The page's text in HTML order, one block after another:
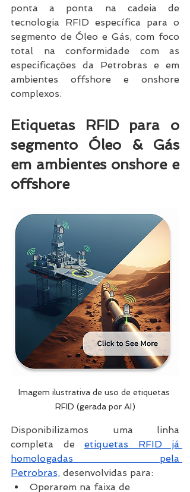
ponta a ponta na cadeia de
tecnologia RFID específica para o
segmento de Óleo e Gás, com foco
total na conformidade com as
especificações da Petrobras e em
ambientes offshore e onshore
complexos.
Etiquetas RFID para o
segmento Óleo & Gás
em ambientes onshore e
offshore
Imagem ilustrativa de uso de etiquetas
RFID (gerada por AI)
Disponibilizamos uma linha
completa de etiquetas RFID já
homologadas pela
Petrobras, desenvolvidas para:
Operarem na faixa de